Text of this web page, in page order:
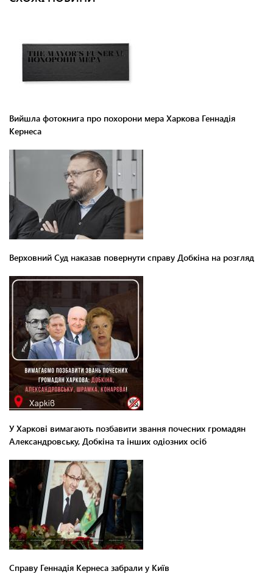
Вийшла фотокнига про похорони мера Харкова Геннадія
Кернеса
Верховний Суд наказав повернути справу Добкіна на розгляд
У Харкові вимагають позбавити звання почесних громадян
Александровську, Добкіна та інших одіозних осіб
Справу Геннадія Кернеса забрали у Київ